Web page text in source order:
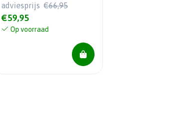
adviesprijs €66,95
€59,95
Op voorraad